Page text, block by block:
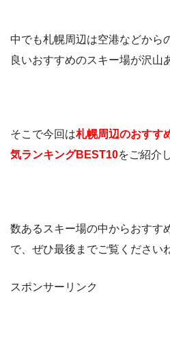
中でも札幌周辺は空港などから
良いおすすめのスキー場が沢山
そこで今回は札幌周辺のおすす
気ランキングBEST10をご紹介
数あるスキー場の中からおすす
で、ぜひ最後までご覧ください
スポンサーリンク